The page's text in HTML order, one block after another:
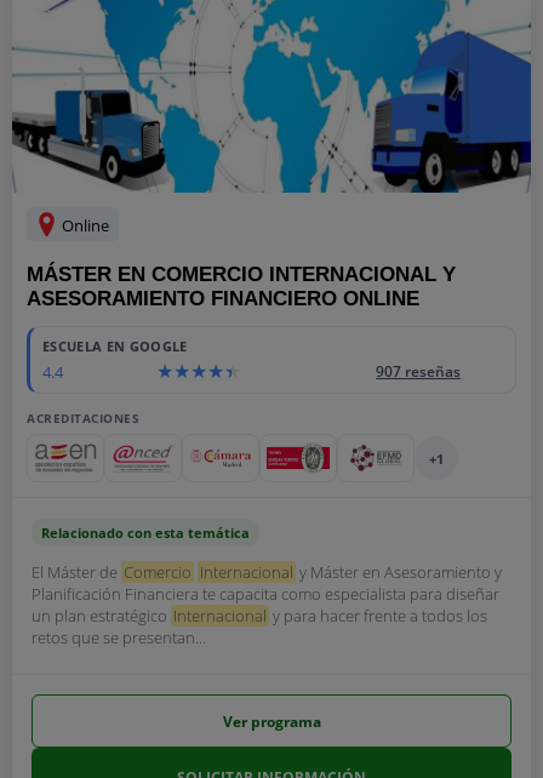
Online
MÁSTER EN COMERCIO INTERNACIONAL Y
ASESORAMIENTO FINANCIERO ONLINE
ESCUELA EN GOOGLE
4.4 907 reseñas
ACREDITACIONES
+1
Relacionado con esta temática
El Máster de Comercio Internacional y Máster en Asesoramiento y
Planificación Financiera te capacita como especialista para diseñar
un plan estratégico Internacional y para hacer frente a todos los
retos que se presentan...
Ver programa